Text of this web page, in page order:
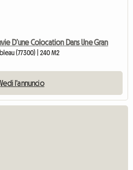
D’une Colocation Dans Une Gran
(77300) | 240 M2
Vedi l'annuncio